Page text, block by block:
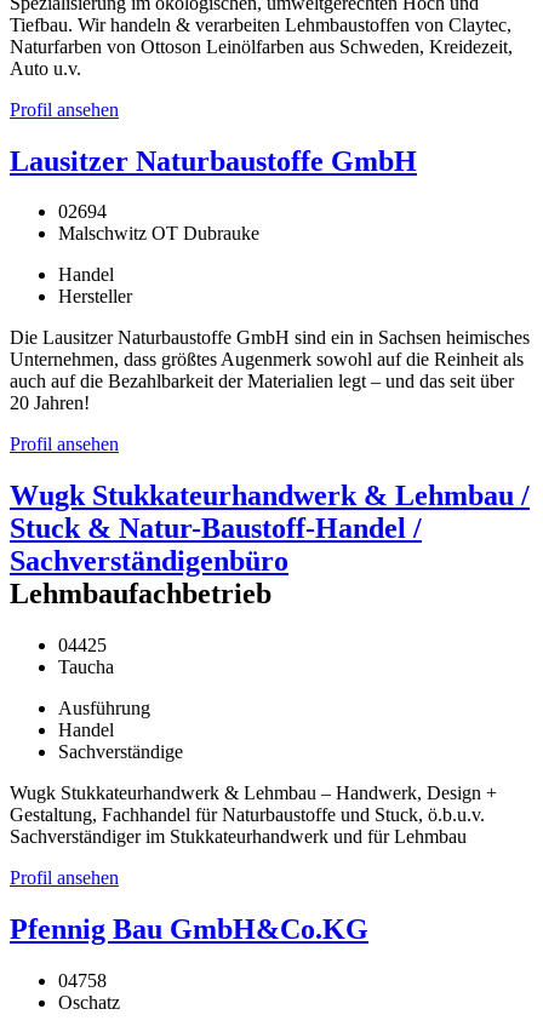
Tiefbau. Wir handeln & verarbeiten Lehmbaustoffen von Claytec,
Naturfarben von Ottoson Leinölfarben aus Schweden, Kreidezeit,
Auto u.v.
Profil ansehen
Lausitzer Naturbaustoffe GmbH
02694
Malschwitz OT Dubrauke
Handel
Hersteller
Die Lausitzer Naturbaustoffe GmbH sind ein in Sachsen heimisches
Unternehmen, dass größtes Augenmerk sowohl auf die Reinheit als
auch auf die Bezahlbarkeit der Materialien legt – und das seit über
20 Jahren!
Profil ansehen
Wugk Stukkateurhandwerk & Lehmbau /
Stuck & Natur-Baustoff-Handel /
Sachverständigenbüro
Lehmbaufachbetrieb
04425
Taucha
Ausführung
Handel
Sachverständige
Wugk Stukkateurhandwerk & Lehmbau – Handwerk, Design +
Gestaltung, Fachhandel für Naturbaustoffe und Stuck, ö.b.u.v.
Sachverständiger im Stukkateurhandwerk und für Lehmbau
Profil ansehen
Pfennig Bau GmbH&Co.KG
04758
Oschatz